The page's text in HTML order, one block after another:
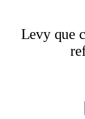
Levy que